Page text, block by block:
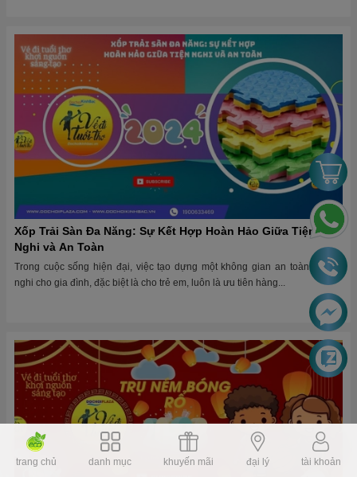
Xốp Trải Sàn Đa Năng: Sự Kết Hợp Hoàn Hảo Giữa Tiện
Nghi và An Toàn
Trong cuộc sống hiện đại, việc tạo dựng một không gian an toàn và tiện
nghi cho gia đình, đặc biệt là cho trẻ em, luôn là ưu tiên hàng...
trang chủ danh mục khuyến mãi đại lý tài khoản